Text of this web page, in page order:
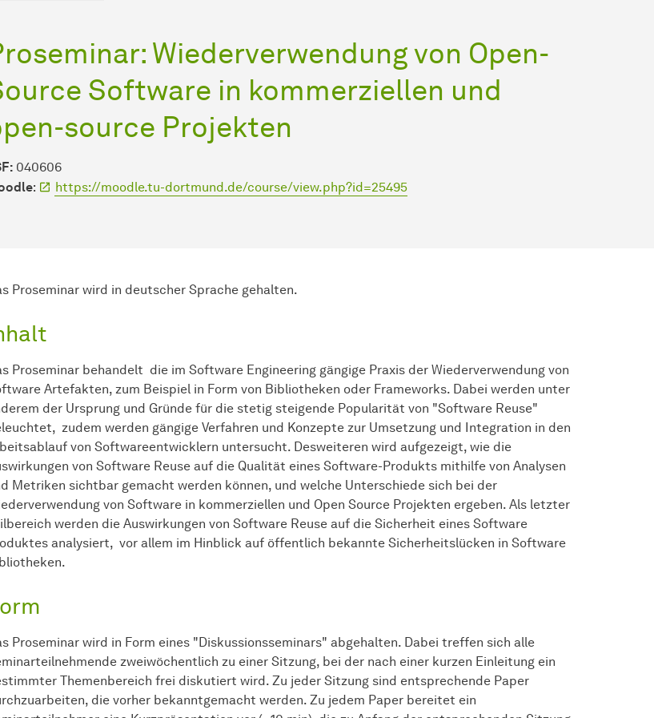
Wiederverwendung von Open-
Software in kommerziellen und
source Projekten
040606
: https://moodle.tu-dortmund.de/course/view.php?id=25495
Proseminar wird in deutscher Sprache gehalten.
Proseminar behandelt die im Software Engineering gängige Praxis der Wiederverwendung von
Artefakten, zum Beispiel in Form von Bibliotheken oder Frameworks. Dabei werden unter
der Ursprung und Gründe für die stetig steigende Popularität von "Software Reuse"
zudem werden gängige Verfahren und Konzepte zur Umsetzung und Integration in den
von Softwareentwicklern untersucht. Desweiteren wird aufgezeigt, wie die
von Software Reuse auf die Qualität eines Software-Produkts mithilfe von Analysen
Metriken sichtbar gemacht werden können, und welche Unterschiede sich bei der
von Software in kommerziellen und Open Source Projekten ergeben. Als letzter
werden die Auswirkungen von Software Reuse auf die Sicherheit eines Software
analysiert, vor allem im Hinblick auf öffentlich bekannte Sicherheitslücken in Software
Proseminar wird in Form eines "Diskussionsseminars" abgehalten. Dabei treffen sich alle
zweiwöchentlich zu einer Sitzung, bei der nach einer kurzen Einleitung ein
Themenbereich frei diskutiert wird. Zu jeder Sitzung sind entsprechende Paper
die vorher bekanntgemacht werden. Zu jedem Paper bereitet ein